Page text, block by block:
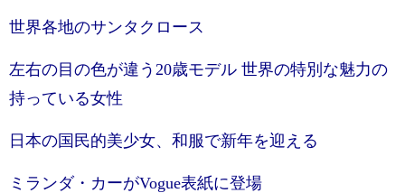
世界各地のサンタクロース
左右の目の色が違う20歳モデル 世界の特別な魅力の
持っている女性
日本の国民的美少女、和服で新年を迎える
ミランダ・カーがVogue表紙に登場